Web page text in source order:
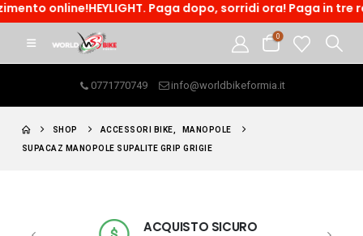
Paga dopo, sorridi ora! Paga in tre rate o
0
0771770749 info@worldbikeformia.it
SHOP ACCESSORI BIKE MANOPOLE
SUPACAZ MANOPOLE SUPALITE GRIP GRIGIE
ACQUISTO SICURO